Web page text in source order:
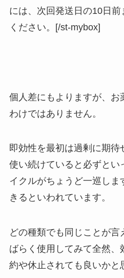
には、次回発送日の10日
ください。[/st-mybox]
個人差にもよりますが、お
わけではありません。
即効性を最初は過剰に期待
使い続けていると必ずとい
イクルがちょうど一巡し
きるといわれています。
どの種類でも同じことが言
ばらく使用してみて全然、
約や休止されても良いかと